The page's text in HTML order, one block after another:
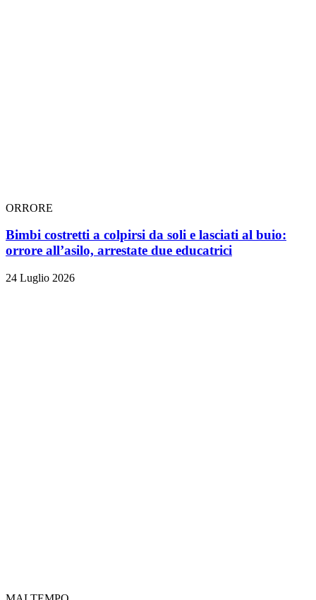
ORRORE
Bimbi costretti a colpirsi da soli e lasciati al buio:
orrore all’asilo, arrestate due educatrici
24 Luglio 2026